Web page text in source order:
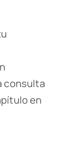
consulta
en